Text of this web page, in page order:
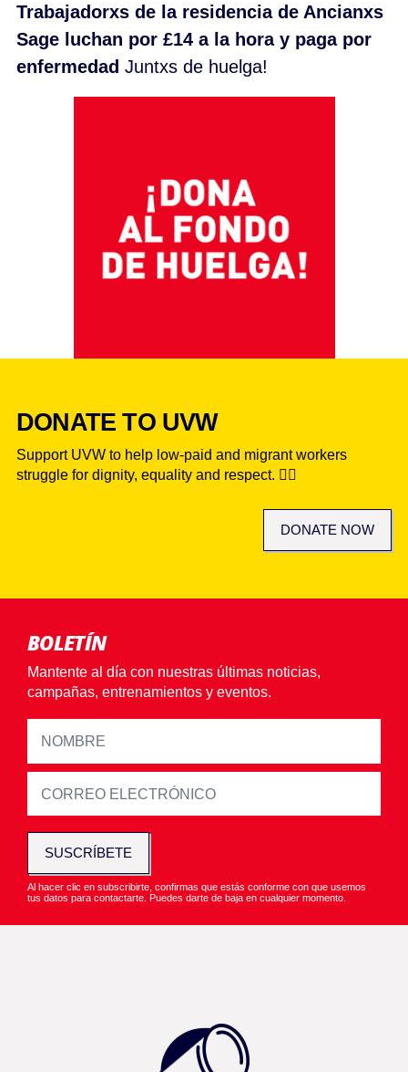
Trabajadorxs de la residencia de Ancianxs
Sage luchan por £14 a la hora y paga por
enfermedad Juntxs de huelga!
DONATE TO UVW
Support UVW to help low-paid and migrant workers
struggle for dignity, equality and respect. ✊🏾
DONATE NOW
BOLETÍN
Mantente al día con nuestras últimas noticias,
campañas, entrenamientos y eventos.
SUSCRÍBETE
Al hacer clic en subscribirte, confirmas que estás conforme con que usemos
tus datos para contactarte. Puedes darte de baja en cualquier momento.